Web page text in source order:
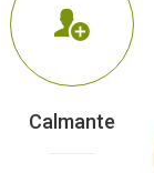
Calmante